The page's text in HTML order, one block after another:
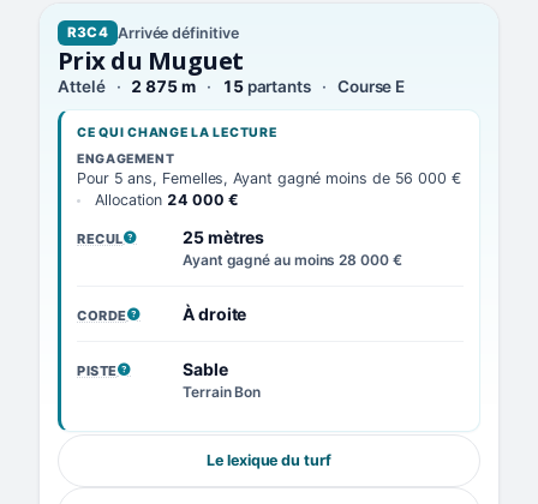
R3C4 Arrivée définitive
Prix du Muguet
Attelé 2 875 m 15partants Course E
CE QUI CHANGE LA LECTURE
ENGAGEMENT
Pour 5 ans, Femelles, Ayant gagné moins de 56 000 €
Allocation 24 000 €
RECUL
, VOIR LA DÉFINITION25 mètres
Ayant gagné au moins 28 000 €
CORDE
, VOIR LA DÉFINITION
À droite
PISTE
, VOIR LA DÉFINITION
Sable
Terrain Bon
Le lexique du turf